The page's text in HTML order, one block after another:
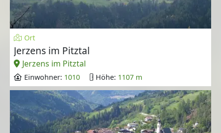
Ort
Jerzens im Pitztal
Jerzens im Pitztal
Einwohner: 1010 Höhe: 1107 m